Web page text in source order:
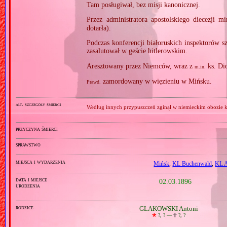
Tam posługiwał, bez misji kanonicznej.
Przez administratora apostolskiego diecezji
dotarła).
Podczas konferencji białoruskich inspektorów
zasalutował w geście hitlerowskim.
Aresztowany przez Niemców, wraz zm.in. ks.
Prawd. zamordowany w więzieniu w Mińsku.
alt. szczegóły śmierci Według innych przypuszczeń zginął w niemieckim
przyczyna śmierci
sprawstwo
miejsca i wydarzenia Mińsk,KL Buchenwald,KL
data i miejsce
urodzenia
02.03.1896
rodzice GLAKOWSKI Antoni
🞲 ?, ? — 🕆?, ?